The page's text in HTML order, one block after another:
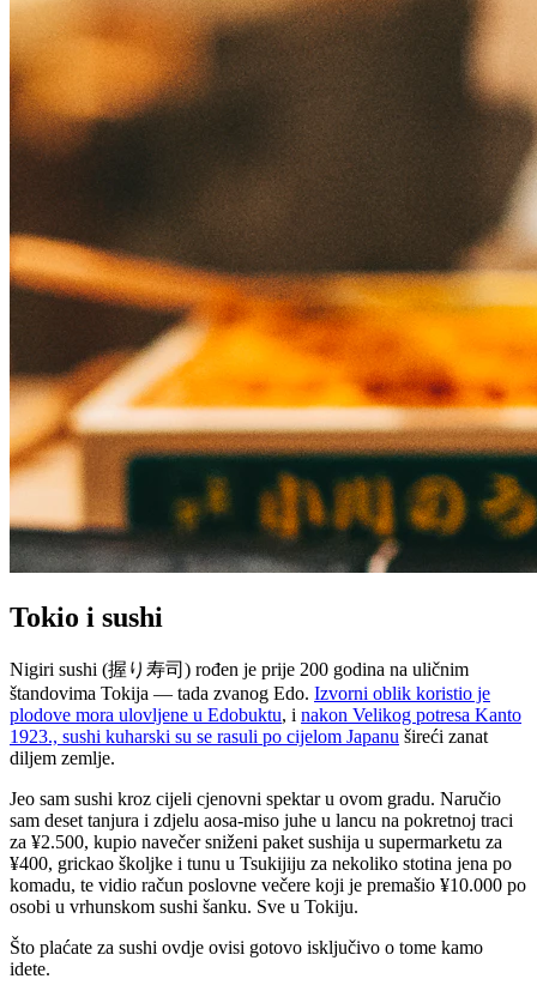
Tokio i sushi
Nigiri sushi (握り寿司) rođen je prije 200 godina na uličnim
štandovima Tokija — tada zvanog Edo. Izvorni oblik koristio je
plodove mora ulovljene u Edobuktu, i nakon Velikog potresa Kanto
1923., sushi kuharski su se rasuli po cijelom Japanu šireći zanat
diljem zemlje.
Jeo sam sushi kroz cijeli cjenovni spektar u ovom gradu. Naručio
sam deset tanjura i zdjelu aosa-miso juhe u lancu na pokretnoj traci
za ¥2.500, kupio navečer sniženi paket sushija u supermarketu za
¥400, grickao školjke i tunu u Tsukijiju za nekoliko stotina jena po
komadu, te vidio račun poslovne večere koji je premašio ¥10.000 po
osobi u vrhunskom sushi šanku. Sve u Tokiju.
Što plaćate za sushi ovdje ovisi gotovo isključivo o tome kamo
idete.